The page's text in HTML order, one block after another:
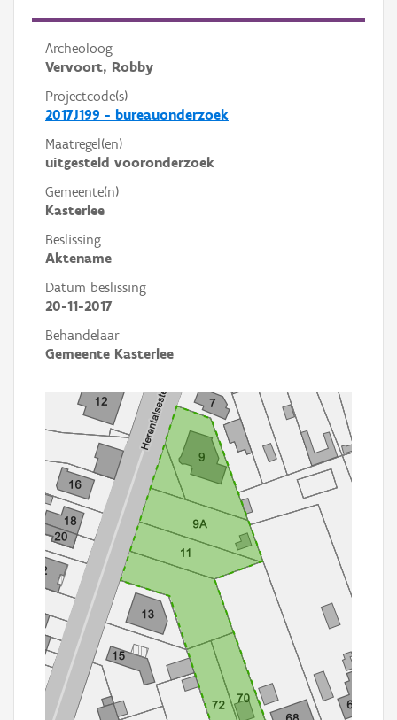
Archeoloog
Vervoort, Robby
Projectcode(s)
2017J199 - bureauonderzoek
Maatregel(en)
uitgesteld vooronderzoek
Gemeente(n)
Kasterlee
Beslissing
Aktename
Datum beslissing
20-11-2017
Behandelaar
Gemeente Kasterlee